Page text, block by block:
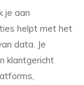
je aan
helpt met het
data. Je
klantgericht